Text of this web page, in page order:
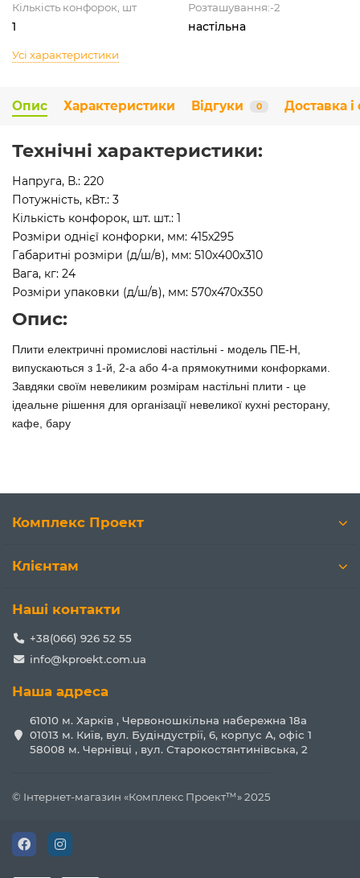
Кількість конфорок, шт
1
Розташування:-2
настільна
Усі характеристики
Опис Характеристики Відгуки 0 Доставка і
Технічні характеристики:
Напруга, В.: 220
Потужність, кВт.: 3
Кількість конфорок, шт. шт.: 1
Розміри однієї конфорки, мм: 415x295
Габаритні розміри (д/ш/в), мм: 510x400x310
Вага, кг: 24
Розміри упаковки (д/ш/в), мм: 570х470х350
Опис:
Плити електричні промислові настільні - модель ПЕ-Н,
випускаються з 1-й, 2-а або 4-а прямокутними конфорками.
Завдяки своїм невеликим розмірам настільні плити - це
ідеальне рішення для організації невеликої кухні ресторану,
кафе, бару
Комплекс Проект
Клієнтам
Наші контакти
+38(066) 926 52 55
info@kproekt.com.ua
Наша адреса
61010 м. Харків , Червоношкільна набережна 18а
01013 м. Київ, вул. Будіндустрії, 6, корпус А, офіс 1
58008 м. Чернівці , вул. Старокостянтинівська, 2
© Інтернет-магазин «Комплекс Проект™» 2025